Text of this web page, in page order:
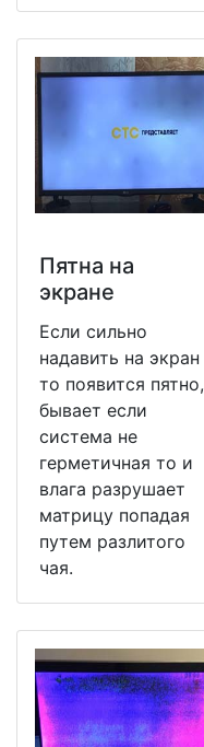
Пятна на
экране
Если сильно
надавить на экран
то появится пятно,
бывает если
система не
герметичная то и
влага разрушает
матрицу попадая
путем разлитого
чая.